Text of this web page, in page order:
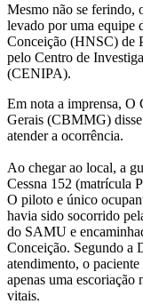
Mesmo não se ferindo,
levado por uma equipe
Conceição (HNSC) de
pelo Centro de
(CENIPA).
Em nota a imprensa,
Gerais (CBMMG)
atender a ocorrência.
Ao chegar ao local, a
Cessna 152 (matrícula
O piloto e único
havia sido socorrido
do SAMU e
Conceição. Segundo a
atendimento, o paciente
apenas uma escoriação
vitais.